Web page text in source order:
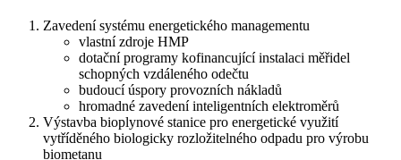
Zavedení systému energetického managementu
vlastní zdroje HMP
dotační programy kofinancující instalaci měřidel
schopných vzdáleného odečtu
budoucí úspory provozních nákladů
hromadné zavedení inteligentních elektroměrů
Výstavba bioplynové stanice pro energetické využití
vytříděného biologicky rozložitelného odpadu pro výrobu
biometanu